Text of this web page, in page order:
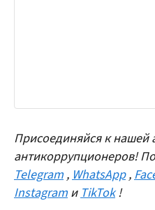
Присоединяйся к нашей
антикоррупционеров!
Telegram ,WhatsApp ,
Instagram иTikTok !